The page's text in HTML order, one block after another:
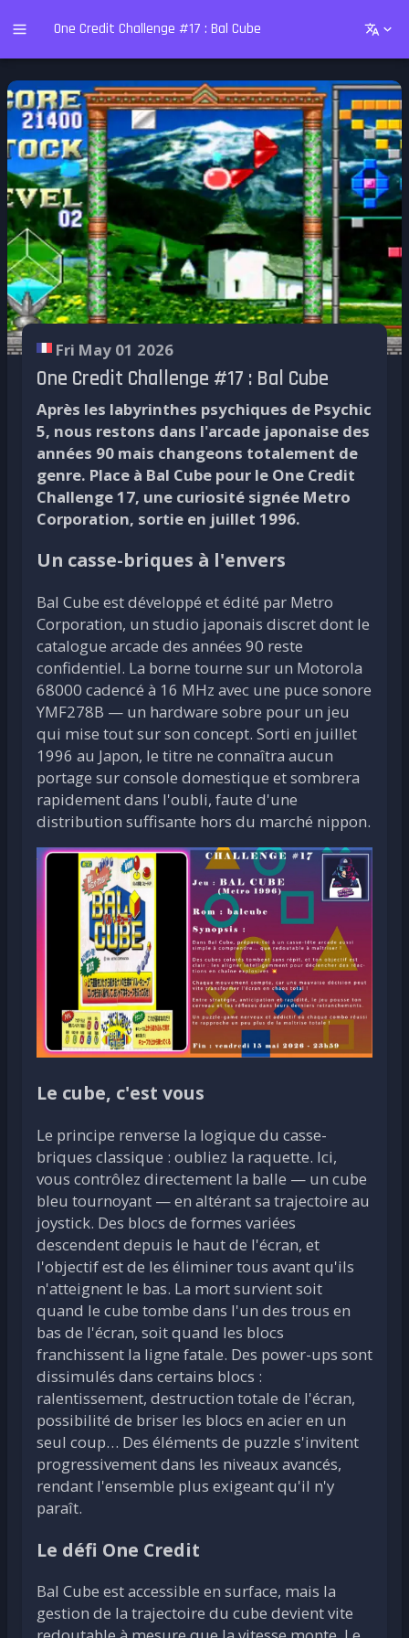
One Credit Challenge #17 : Bal Cube
Fri May 01 2026
One Credit Challenge #17 : Bal Cube
Après les labyrinthes psychiques de Psychic
5, nous restons dans l'arcade japonaise des
années 90 mais changeons totalement de
genre. Place à Bal Cube pour le One Credit
Challenge 17, une curiosité signée Metro
Corporation, sortie en juillet 1996.
Un casse-briques à l'envers
Bal Cube est développé et édité par Metro
Corporation, un studio japonais discret dont le
catalogue arcade des années 90 reste
confidentiel. La borne tourne sur un Motorola
68000 cadencé à 16 MHz avec une puce sonore
YMF278B — un hardware sobre pour un jeu
qui mise tout sur son concept. Sorti en juillet
1996 au Japon, le titre ne connaîtra aucun
portage sur console domestique et sombrera
rapidement dans l'oubli, faute d'une
distribution suffisante hors du marché nippon.
Le cube, c'est vous
Le principe renverse la logique du casse-
briques classique : oubliez la raquette. Ici,
vous contrôlez directement la balle — un cube
bleu tournoyant — en altérant sa trajectoire au
joystick. Des blocs de formes variées
descendent depuis le haut de l'écran, et
l'objectif est de les éliminer tous avant qu'ils
n'atteignent le bas. La mort survient soit
quand le cube tombe dans l'un des trous en
bas de l'écran, soit quand les blocs
franchissent la ligne fatale. Des power-ups sont
dissimulés dans certains blocs :
ralentissement, destruction totale de l'écran,
possibilité de briser les blocs en acier en un
seul coup… Des éléments de puzzle s'invitent
progressivement dans les niveaux avancés,
rendant l'ensemble plus exigeant qu'il n'y
paraît.
Le défi One Credit
Bal Cube est accessible en surface, mais la
gestion de la trajectoire du cube devient vite